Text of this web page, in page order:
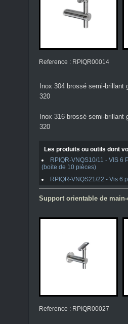
Reference : RPIQR00014
Inox 304 brossé semi-brillant
320
Inox 316 brossé semi-brillant
320
Les produits ou outils dont
RPIQR-VNQS10/11 - VIS
(boite de 10 pièces)
RPIQR-VNQS21/22 - Vis 6
Support orientable de
Reference : RPIQR00027